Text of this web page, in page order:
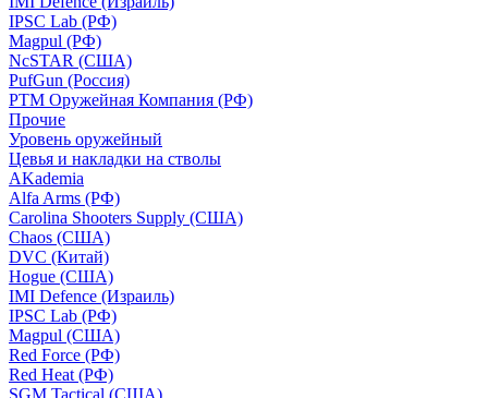
IPSC Lab (РФ)
Magpul (РФ)
NcSTAR (США)
PufGun (Россия)
РТМ Оружейная Компания (РФ)
Прочие
Уровень оружейный
Цевья и накладки на стволы
AKademia
Alfa Arms (РФ)
Carolina Shooters Supply (США)
Chaos (США)
DVC (Китай)
Hogue (США)
IMI Defence (Израиль)
IPSC Lab (РФ)
Magpul (США)
Red Force (РФ)
Red Heat (РФ)
SGM Tactical (США)